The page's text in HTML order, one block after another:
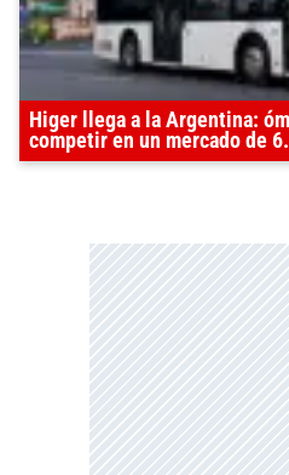
Higer llega a la Argentina:
competir en un mercado de